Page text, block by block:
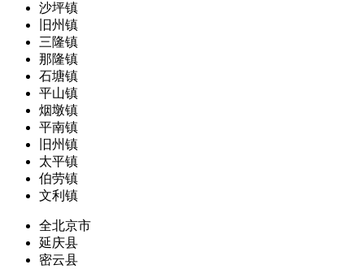
沙坪镇
旧州镇
三隆镇
那隆镇
石塘镇
平山镇
烟墩镇
平南镇
旧州镇
太平镇
伯劳镇
文利镇
全北京市
延庆县
密云县